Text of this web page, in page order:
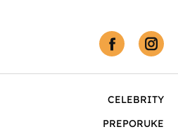
CELEBRITY
PREPORUKE